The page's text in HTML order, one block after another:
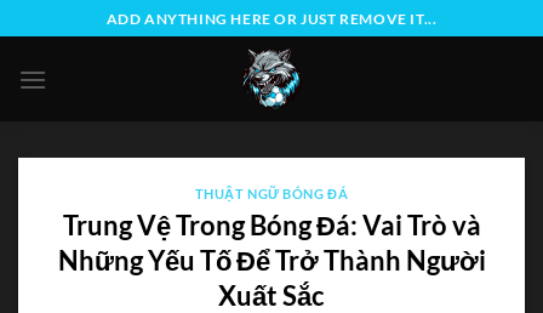
nội
ADD ANYTHING HERE OR JUST REMOVE IT...
THUẬT NGỮ BÓNG ĐÁ
Trung Vệ Trong Bóng Đá: Vai Trò và
Những Yếu Tố Để Trở Thành Người
Xuất Sắc